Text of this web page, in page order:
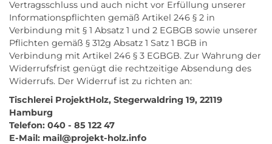
Vertragsschluss und auch nicht vor Erfüllung unserer
Informationspflichten gemäß Artikel 246 § 2 in
Verbindung mit § 1 Absatz 1 und 2 EGBGB sowie unserer
Pflichten gemäß § 312g Absatz 1 Satz 1 BGB in
Verbindung mit Artikel 246 § 3 EGBGB. Zur Wahrung der
Widerrufsfrist genügt die rechtzeitige Absendung des
Widerrufs. Der Widerruf ist zu richten an:
Tischlerei ProjektHolz, Stegerwaldring 19, 22119
Hamburg
Telefon: 040 - 85 122 47
E-Mail: mail@projekt-holz.info